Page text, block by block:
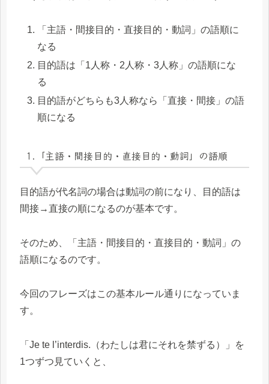
「主語・間接目的・直接目的・動詞」の語順に
なる
目的語は「1人称・2人称・3人称」の語順にな
る
目的語がどちらも3人称なら「直接・間接」の語
順になる
1.「主語・間接目的・直接目的・動詞」の語順
目的語が代名詞の場合は動詞の前になり、目的語は
間接→直接の順になるのが基本です。
そのため、「主語・間接目的・直接目的・動詞」の
語順になるのです。
今回のフレーズはこの基本ルール通りになっていま
す。
「Je te l’interdis.（わたしは君にそれを禁ずる）」を
1つずつ見ていくと、